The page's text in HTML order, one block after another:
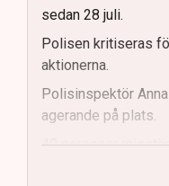
sedan 28 juli.
Polisen kritiseras
aktionerna.
Polisinspektör
agerande på plats.
40 personer
brottsmisstankar